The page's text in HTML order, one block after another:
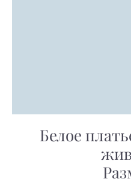
Белое